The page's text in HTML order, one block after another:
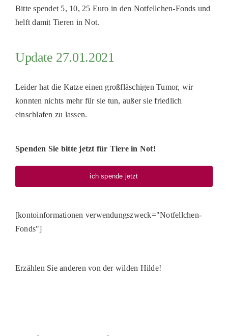
Bitte spendet 5, 10, 25 Euro in den Notfellchen-Fonds und
helft damit Tieren in Not.
Update 27.01.2021
Leider hat die Katze einen großfläschigen Tumor, wir
konnten nichts mehr für sie tun, außer sie friedlich
einschlafen zu lassen.
Spenden Sie bitte jetzt für Tiere in Not!
ich spende jetzt
[kontoinformationen verwendungszweck="Notfellchen-
Fonds"]
Erzählen Sie anderen von der wilden Hilde!